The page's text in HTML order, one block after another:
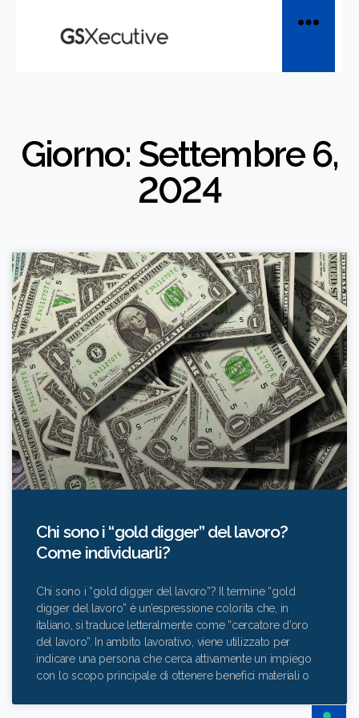
Giorno: Settembre 6,
2024
Chi sono i “gold digger” del lavoro?
Come individuarli?
Chi sono i “gold digger del lavoro”? Il termine “gold
digger del lavoro” è un’espressione colorita che, in
italiano, si traduce letteralmente come “cercatore d’oro
del lavoro”. In ambito lavorativo, viene utilizzato per
indicare una persona che cerca attivamente un impiego
con lo scopo principale di ottenere benefici materiali o